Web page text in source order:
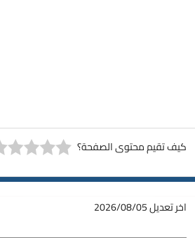
كيف تقيم محتوى الصفحة؟
اخر تعديل2026/08/05